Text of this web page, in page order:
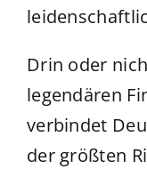
Drin oder
legendären
verbindet
der größten